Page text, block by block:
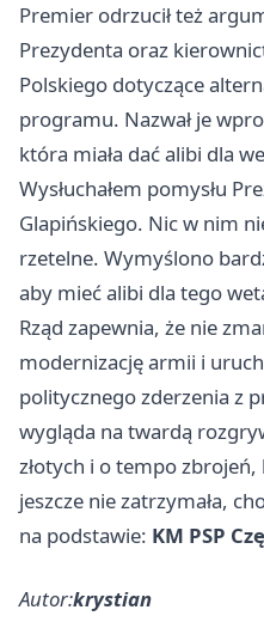
Premier odrzucił też
Prezydenta oraz
Polskiego dotyczące
programu. Nazwał je
która miała dać alibi dla
Wysłuchałem pomysłu
Glapińskiego. Nic w nim
rzetelne. Wymyślono
aby mieć alibi dla tego
Rząd zapewnia, że nie
modernizację armii i
politycznego zderzenia z
wygląda na twardą
złotych i o tempo
jeszcze nie zatrzymała,
na podstawie: KM PSP
Autor:krystian